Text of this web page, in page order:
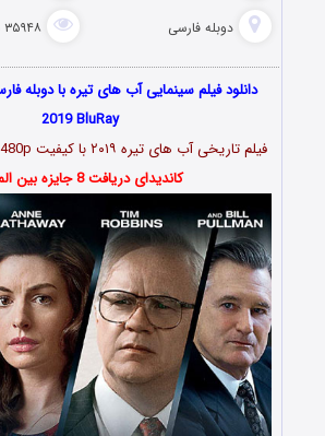
دوبله فارسی ۳۵۹۴۸ بازدید
2019 BluRay
فیلم تاریخی آب‌ های تیره ۲۰۱۹ با کیفیت 1080p & 720p & 480p
کاندیدای دریافت 8 جایزه بین المللی